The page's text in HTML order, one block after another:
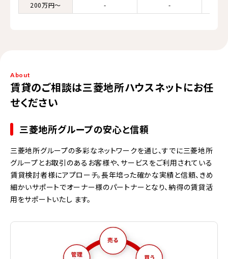
200万円～
- -
About
賃貸のご相談は三菱地所ハウスネットにお任
せください
三菱地所グループの安心と信頼
三菱地所グループの多彩なネットワークを通じ、すでに三菱地所
グループとお取引のあるお客様や、サービスをご利用されている
賃貸検討者様にアプローチ。長年培った確かな実績と信頼、きめ
細かいサポートでオーナー様のパートナーとなり、納得の賃貸活
用をサポートいたし ます。